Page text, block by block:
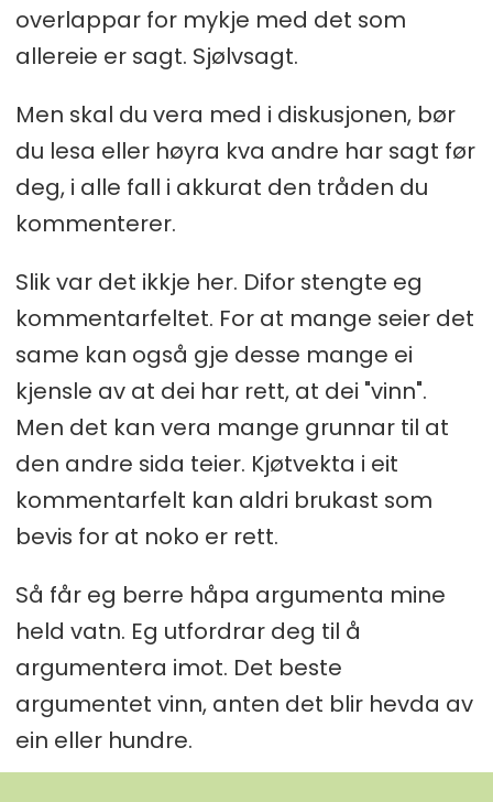
overlappar for mykje med det som
allereie er sagt. Sjølvsagt.
Men skal du vera med i diskusjonen, bør
du lesa eller høyra kva andre har sagt før
deg, i alle fall i akkurat den tråden du
kommenterer.
Slik var det ikkje her. Difor stengte eg
kommentarfeltet. For at mange seier det
same kan også gje desse mange ei
kjensle av at dei har rett, at dei "vinn".
Men det kan vera mange grunnar til at
den andre sida teier. Kjøtvekta i eit
kommentarfelt kan aldri brukast som
bevis for at noko er rett.
Så får eg berre håpa argumenta mine
held vatn. Eg utfordrar deg til å
argumentera imot. Det beste
argumentet vinn, anten det blir hevda av
ein eller hundre.